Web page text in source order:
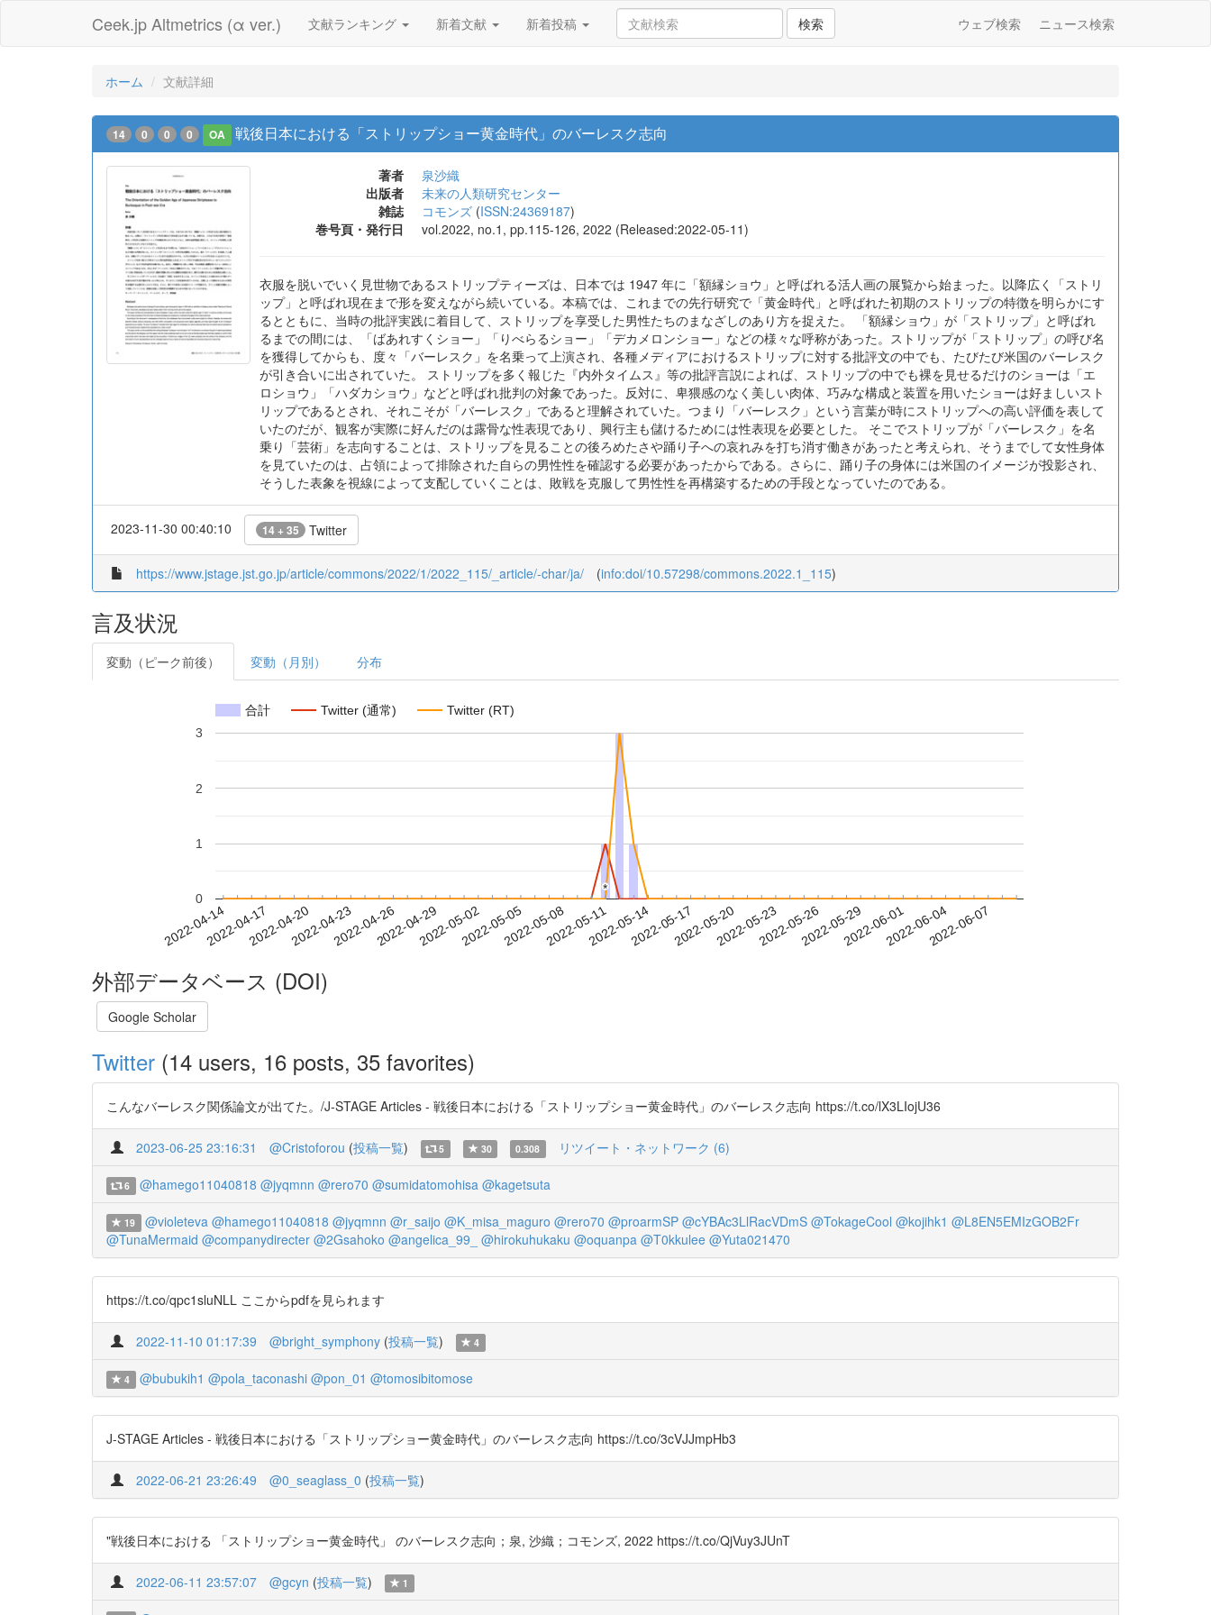
Ceek.jp Altmetrics (α ver.) 文献ランキング 新着文献 新着投稿 検索 ウェブ検索 ニュース検索
ホーム 文献詳細
14 0 0 0 OA 戦後日本における「ストリップショー黄金時代」のバーレスク志向
著者
泉沙織
出版者
未来の人類研究センター
雑誌
コモンズ (ISSN:24369187)
巻号頁・発行日
vol.2022, no.1, pp.115-126, 2022 (Released:2022-05-11)
衣服を脱いでいく見世物であるストリップティーズは、日本では 1947 年に「額縁ショウ」と呼ばれる活人画の展覧から始まった。以降広く「ストリ
ップ」と呼ばれ現在まで形を変えながら続いている。本稿では、これまでの先行研究で「黄金時代」と呼ばれた初期のストリップの特徴を明らかにす
るとともに、当時の批評実践に着目して、ストリップを享受した男性たちのまなざしのあり方を捉えた。 「額縁ショウ」が「ストリップ」と呼ばれ
るまでの間には、「ばあれすくショー」「りべらるショー」「デカメロンショー」などの様々な呼称があった。ストリップが「ストリップ」の呼び名
を獲得してからも、度々「バーレスク」を名乗って上演され、各種メディアにおけるストリップに対する批評文の中でも、たびたび米国のバーレスク
が引き合いに出されていた。 ストリップを多く報じた『内外タイムス』等の批評言説によれば、ストリップの中でも裸を見せるだけのショーは「エ
ロショウ」「ハダカショウ」などと呼ばれ批判の対象であった。反対に、卑猥感のなく美しい肉体、巧みな構成と装置を用いたショーは好ましいスト
リップであるとされ、それこそが「バーレスク」であると理解されていた。つまり「バーレスク」という言葉が時にストリップへの高い評価を表して
いたのだが、観客が実際に好んだのは露骨な性表現であり、興行主も儲けるためには性表現を必要とした。 そこでストリップが「バーレスク」を名
乗り「芸術」を志向することは、ストリップを見ることの後ろめたさや踊り子への哀れみを打ち消す働きがあったと考えられ、そうまでして女性身体
を見ていたのは、占領によって排除された自らの男性性を確認する必要があったからである。さらに、踊り子の身体には米国のイメージが投影され、
そうした表象を視線によって支配していくことは、敗戦を克服して男性性を再構築するための手段となっていたのである。
2023-11-30 00:40:10 14 + 35 Twitter
https://www.jstage.jst.go.jp/article/commons/2022/1/2022_115/_article/-char/ja/ (info:doi/10.57298/commons.2022.1_115)
言及状況
変動（ピーク前後） 変動（月別） 分布
合計 Twitter (通常) Twitter (RT)
2022-04-142022-04-172022-04-202022-04-232022-04-262022-04-292022-05-022022-05-052022-05-082022-05-112022-05-142022-05-172022-05-202022-05-232022-05-262022-05-292022-06-012022-06-042022-06-07
0
1
2
3
*
*
外部データベース (DOI)
Google Scholar
Twitter (14 users, 16 posts, 35 favorites)
こんなバーレスク関係論文が出てた。/J-STAGE Articles - 戦後日本における「ストリップショー黄金時代」のバーレスク志向 https://t.co/lX3LIojU36
2023-06-25 23:16:31 @Cristoforou (投稿一覧) 5 30 0.308 リツイート・ネットワーク (6)
6 @hamego11040818 @jyqmnn @rero70 @sumidatomohisa @kagetsuta
19 @violeteva @hamego11040818 @jyqmnn @r_saijo @K_misa_maguro @rero70 @proarmSP @cYBAc3LlRacVDmS @TokageCool @kojihk1 @L8EN5EMIzGOB2Fr
@TunaMermaid @companydirecter @2Gsahoko @angelica_99_ @hirokuhukaku @oquanpa @T0kkulee @Yuta021470
https://t.co/qpc1sluNLL ここからpdfを見られます
2022-11-10 01:17:39 @bright_symphony (投稿一覧) 4
4 @bubukih1 @pola_taconashi @pon_01 @tomosibitomose
J-STAGE Articles - 戦後日本における「ストリップショー黄金時代」のバーレスク志向 https://t.co/3cVJJmpHb3
2022-06-21 23:26:49 @0_seaglass_0 (投稿一覧)
"戦後日本における 「ストリップショー黄金時代」 のバーレスク志向；泉, 沙織；コモンズ, 2022 https://t.co/QjVuy3JUnT
2022-06-11 23:57:07 @gcyn (投稿一覧) 1